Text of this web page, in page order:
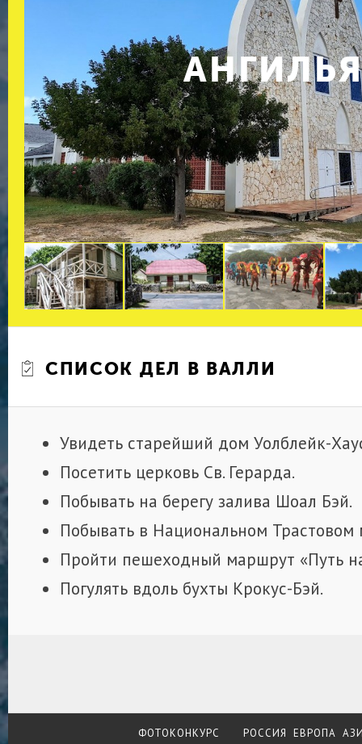
СПИСОК ДЕЛ В ВАЛЛИ
Увидеть старейший дом Уолблейк-
Посетить церковь Св. Герарда.
Побывать на берегу залива Шоал Бэй.
Побывать в Национальном Трастовом
Пройти пешеходный маршрут «Путь
Погулять вдоль бухты Крокус-Бэй.
ФОТОКОНКУРС РОССИЯ ЕВРОПА